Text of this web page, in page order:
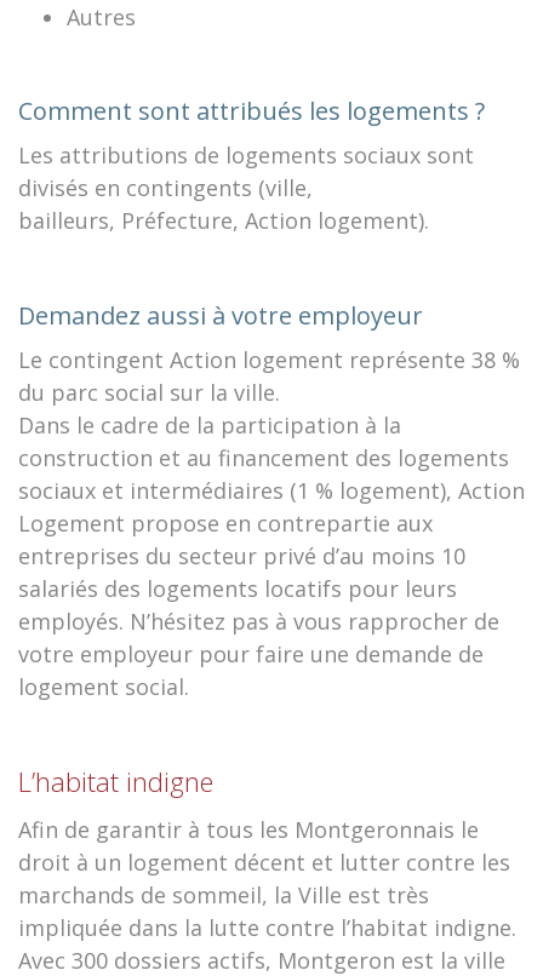
Autres
Comment sont attribués les logements ?
Les attributions de logements sociaux sont
divisés en contingents (ville,
bailleurs, Préfecture, Action logement).
Demandez aussi à votre employeur
Le contingent Action logement représente 38 %
du parc social sur la ville.
Dans le cadre de la participation à la
construction et au financement des logements
sociaux et intermédiaires (1 % logement), Action
Logement propose en contrepartie aux
entreprises du secteur privé d’au moins 10
salariés des logements locatifs pour leurs
employés. N’hésitez pas à vous rapprocher de
votre employeur pour faire une demande de
logement social.
L’habitat indigne
Afin de garantir à tous les Montgeronnais le
droit à un logement décent et lutter contre les
marchands de sommeil, la Ville est très
impliquée dans la lutte contre l’habitat indigne.
Avec 300 dossiers actifs, Montgeron est la ville